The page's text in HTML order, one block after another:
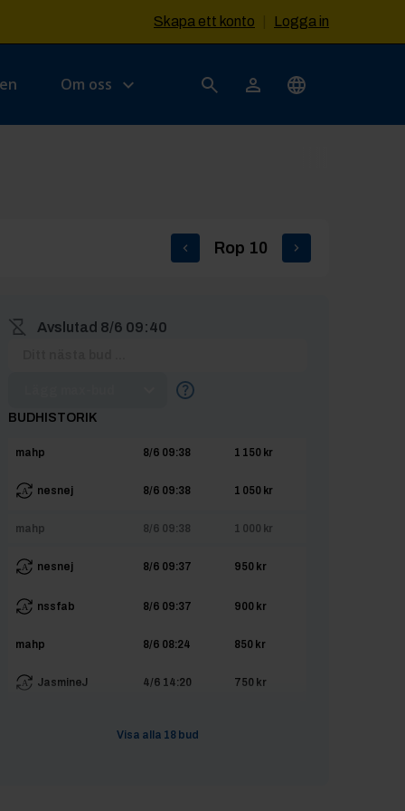
Skapa ett konto Logga in
Om oss
Rop 10
Avslutad 8/6 09:40
BUDHISTORIK
mahp 8/6 09:38 1 150 kr
nesnej 8/6 09:38 1 050 kr
mahp 8/6 09:38 1 000 kr
nesnej 8/6 09:37 950 kr
nssfab 8/6 09:37 900 kr
mahp 8/6 08:24 850 kr
JasmineJ 4/6 14:20 750 kr
Visa alla 18 bud